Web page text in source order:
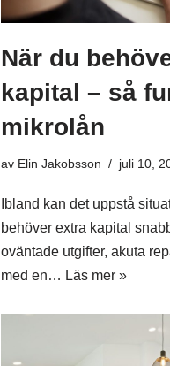
När du
kapital – så
mikrolån
av Elin Jakobsson juli 10,
Ibland kan det uppstå
behöver extra kapital
oväntade utgifter, akuta
med en… Läs mer »